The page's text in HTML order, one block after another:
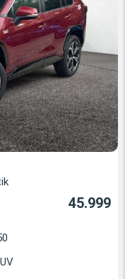
45.999